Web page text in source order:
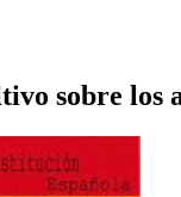
sobre los